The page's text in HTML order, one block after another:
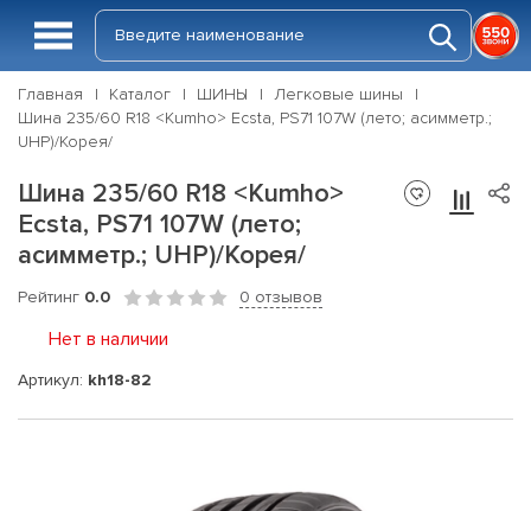
Главная Каталог ШИНЫ
Легковые шины
Шина 235/60 R18 <Kumho> Ecsta, PS71 107W (лето; асимметр.;
UHP)/Корея/
Шина 235/60 R18 <Kumho>
Ecsta, PS71 107W (лето;
асимметр.; UHP)/Корея/
Рейтинг 0.0 0 отзывов
Нет в наличии
Артикул: kh18-82